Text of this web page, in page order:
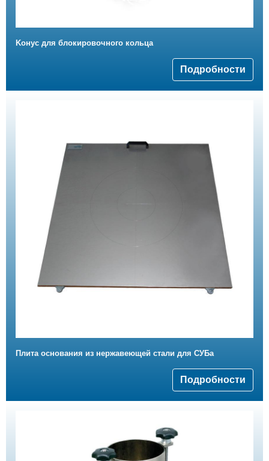
Kонус для блокировочного кольца
Подробности
Плита основания из нержавеющей стали для СУБа
Подробности